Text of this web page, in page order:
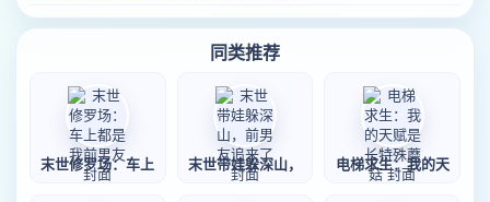
同类推荐
末世修罗场：车上 末世带娃躲深山， 电梯求生：我的天